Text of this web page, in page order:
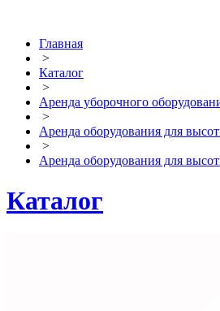
Главная
>
Каталог
>
Аренда уборочного
>
Аренда оборудования для
>
Аренда оборудования для
Каталог